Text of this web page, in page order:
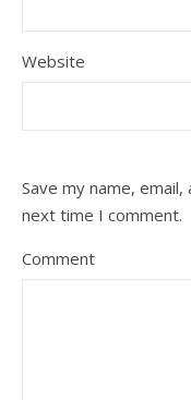
Website
Save my name,
next time I comment.
Comment